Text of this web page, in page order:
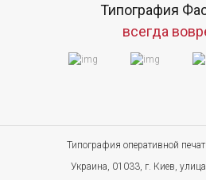
Типография
всегда
Типография оперативной
Украина, 01033, г. Киев,